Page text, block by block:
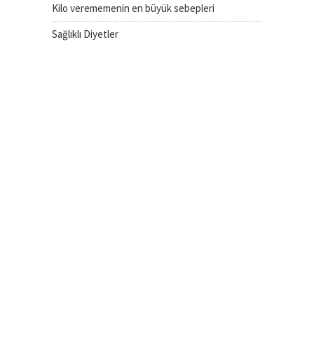
Kilo verememenin en büyük sebepleri
Sağlıklı Diyetler